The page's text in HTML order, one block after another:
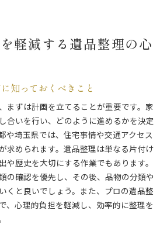
軽減する遺品整理の心
知っておくべきこと
まずは計画を立てることが重要です。家
合いを行い、どのように進めるかを決定
や埼玉県では、住宅事情や交通アクセス
求められます。遺品整理は単なる片付け
や歴史を大切にする作業でもあります。
の確認を優先し、その後、品物の分類や
くと良いでしょう。また、プロの遺品整
、心理的負担を軽減し、効率的に整理を